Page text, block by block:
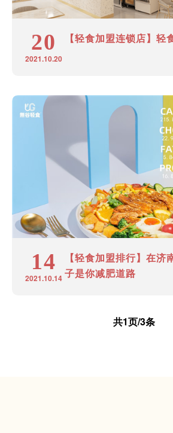
20
2021.10.20
【轻食加盟连锁店】轻
14
2021.10.14
【轻食加盟排行】在济
子是你减肥道路
共1页/3条